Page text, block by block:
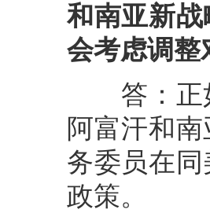
和南亚新
会考虑调整
答：正如
阿富汗和
务委员在
政策。